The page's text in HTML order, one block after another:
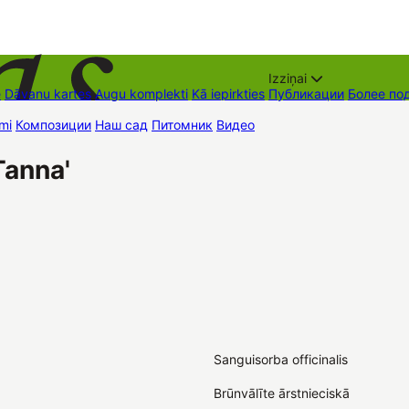
Dāvanu kartes Augu komplekti Kā iepirkties
Izziņai
Публикации Более
Композиции Наш сад Питомник Видео
Sanguisorba officinalis
Brūnvālīte ārstnieciskā